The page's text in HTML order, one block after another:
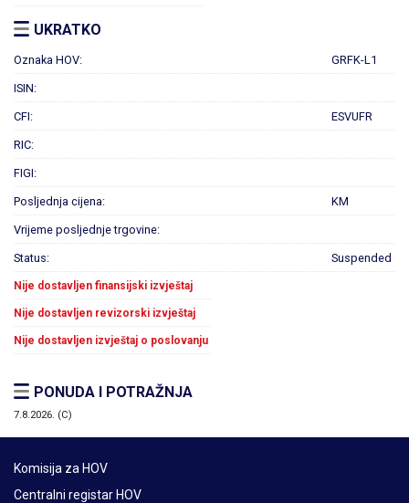
UKRATKO
Oznaka HOV: GRFK-L1
ISIN:
CFI: ESVUFR
RIC:
FIGI:
Posljednja cijena: KM
Vrijeme posljednje trgovine:
Status: Suspended
Nije dostavljen finansijski izvještaj
Nije dostavljen revizorski izvještaj
Nije dostavljen izvještaj o poslovanju
PONUDA I POTRAŽNJA
7.8.2026. (C)
Komisija za HOV
Centralni registar HOV